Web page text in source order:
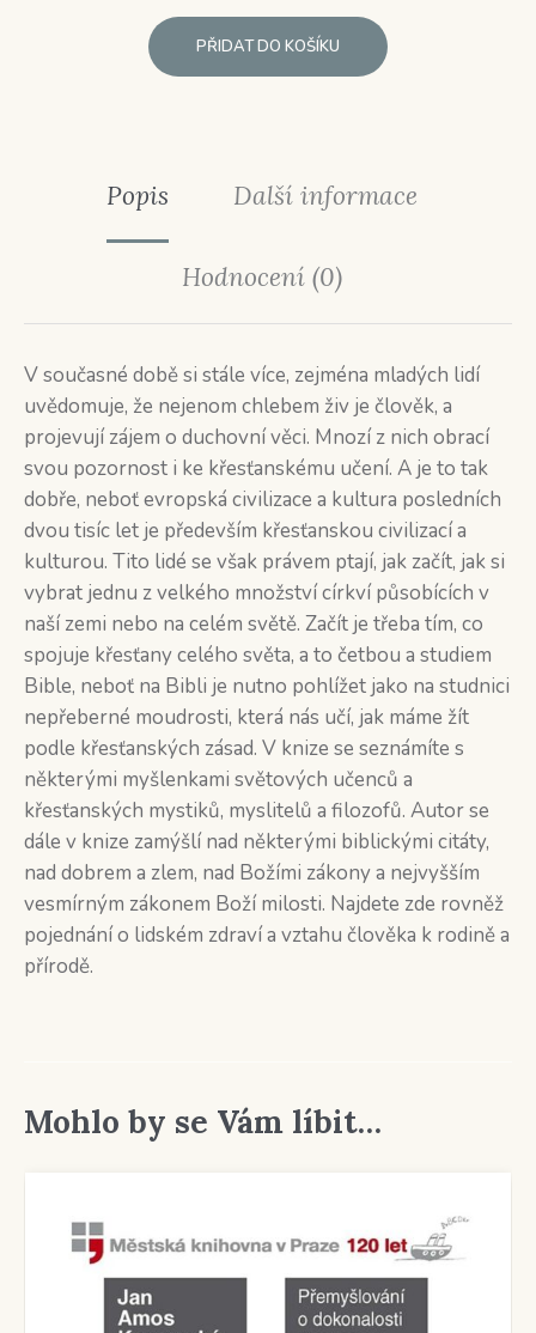
PŘIDAT DO KOŠÍKU
Popis Další informace
Hodnocení (0)
V současné době si stále více, zejména mladých lidí
uvědomuje, že nejenom chlebem živ je člověk, a
projevují zájem o duchovní věci. Mnozí z nich obrací
svou pozornost i ke křesťanskému učení. A je to tak
dobře, neboť evropská civilizace a kultura posledních
dvou tisíc let je především křesťanskou civilizací a
kulturou. Tito lidé se však právem ptají, jak začít, jak si
vybrat jednu z velkého množství církví působících v
naší zemi nebo na celém světě. Začít je třeba tím, co
spojuje křesťany celého světa, a to četbou a studiem
Bible, neboť na Bibli je nutno pohlížet jako na studnici
nepřeberné moudrosti, která nás učí, jak máme žít
podle křesťanských zásad. V knize se seznámíte s
některými myšlenkami světových učenců a
křesťanských mystiků, myslitelů a filozofů. Autor se
dále v knize zamýšlí nad některými biblickými citáty,
nad dobrem a zlem, nad Božími zákony a nejvyšším
vesmírným zákonem Boží milosti. Najdete zde rovněž
pojednání o lidském zdraví a vztahu člověka k rodině a
přírodě.
Mohlo by se Vám líbit…